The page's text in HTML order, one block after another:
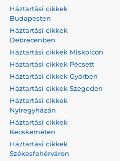
Háztartási cikkek
Budapesten
Háztartási cikkek
Debrecenben
Háztartási cikkek Miskolcon
Háztartási cikkek Pécsett
Háztartási cikkek Győrben
Háztartási cikkek Szegeden
Háztartási cikkek
Nyíregyházán
Háztartási cikkek
Kecskeméten
Háztartási cikkek
Székesfehérváron